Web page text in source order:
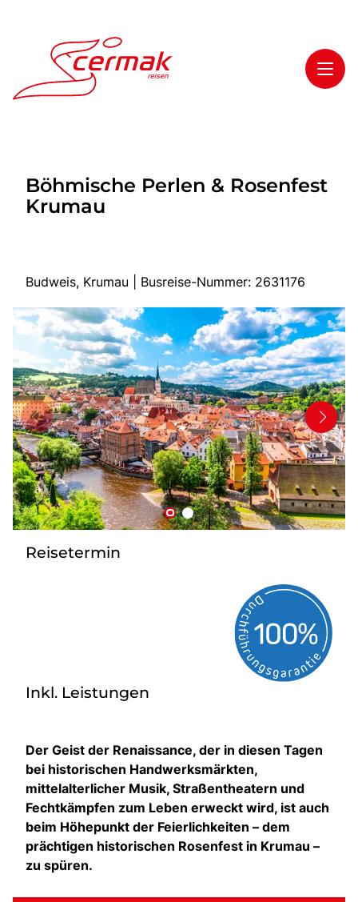
Highlights
Service
Start
Tagesfahrten
Mehrtagesfahrten
Bus mieten
Katalog anfordern
Uber uns
Böhmische Perlen & Rosenfest
Krumau
Budweis, Krumau | Busreise-Nummer: 2631176
Reisetermin
Inkl. Leistungen
Der Geist der Renaissance, der in diesen Tagen
bei historischen Handwerksmärkten,
mittelalterlicher Musik, Straßentheatern und
Fechtkämpfen zum Leben erweckt wird, ist auch
beim Höhepunkt der Feierlichkeiten – dem
prächtigen historischen Rosenfest in Krumau –
zu spüren.